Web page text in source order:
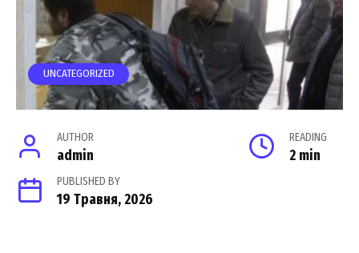
UNCATEGORIZED
AUTHOR
admin
READING
2 min
PUBLISHED BY
19 Травня, 2026